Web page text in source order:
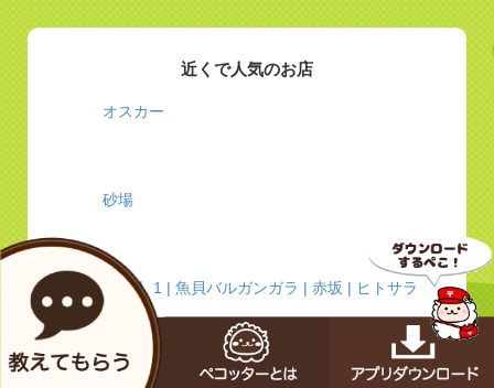
近くで人気のお店
オスカー
砂場
料理人 1 | 魚貝バルガンガラ | 赤坂 | ヒトサラ
プロカンジャンケジャン